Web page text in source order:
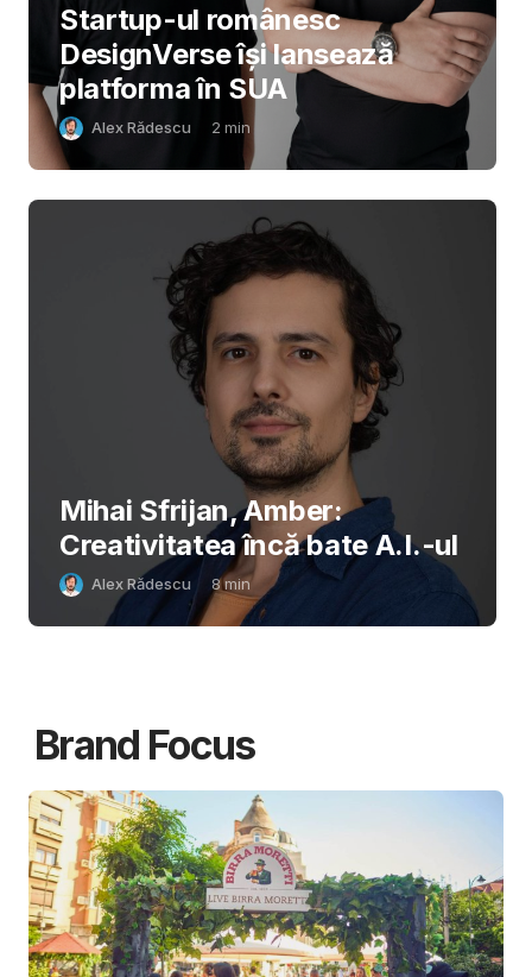
Startup-ul românesc
DesignVerse își lansează
platforma în SUA
Alex Rădescu 2 min
Mihai Sfrijan, Amber:
Creativitatea încă bate A.I.-ul
Alex Rădescu 8min
Brand Focus